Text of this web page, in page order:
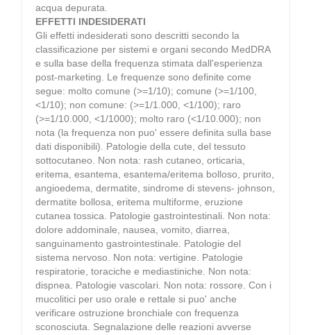
acqua depurata.
EFFETTI INDESIDERATI
Gli effetti indesiderati sono descritti secondo la
classificazione per sistemi e organi secondo MedDRA
e sulla base della frequenza stimata dall'esperienza
post-marketing. Le frequenze sono definite come
segue: molto comune (>=1/10); comune (>=1/100,
<1/10); non comune: (>=1/1.000, <1/100); raro
(>=1/10.000, <1/1000); molto raro (<1/10.000); non
nota (la frequenza non puo' essere definita sulla base
dati disponibili). Patologie della cute, del tessuto
sottocutaneo. Non nota: rash cutaneo, orticaria,
eritema, esantema, esantema/eritema bolloso, prurito,
angioedema, dermatite, sindrome di stevens- johnson,
dermatite bollosa, eritema multiforme, eruzione
cutanea tossica. Patologie gastrointestinali. Non nota:
dolore addominale, nausea, vomito, diarrea,
sanguinamento gastrointestinale. Patologie del
sistema nervoso. Non nota: vertigine. Patologie
respiratorie, toraciche e mediastiniche. Non nota:
dispnea. Patologie vascolari. Non nota: rossore. Con i
mucolitici per uso orale e rettale si puo' anche
verificare ostruzione bronchiale con frequenza
sconosciuta. Segnalazione delle reazioni avverse